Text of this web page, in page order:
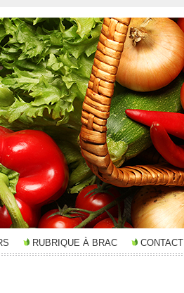
RUBRIQUE À BRAC CONTACT